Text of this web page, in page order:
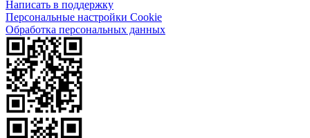
Написать в поддержку
Персональные настройки Cookie
Обработка персональных данных